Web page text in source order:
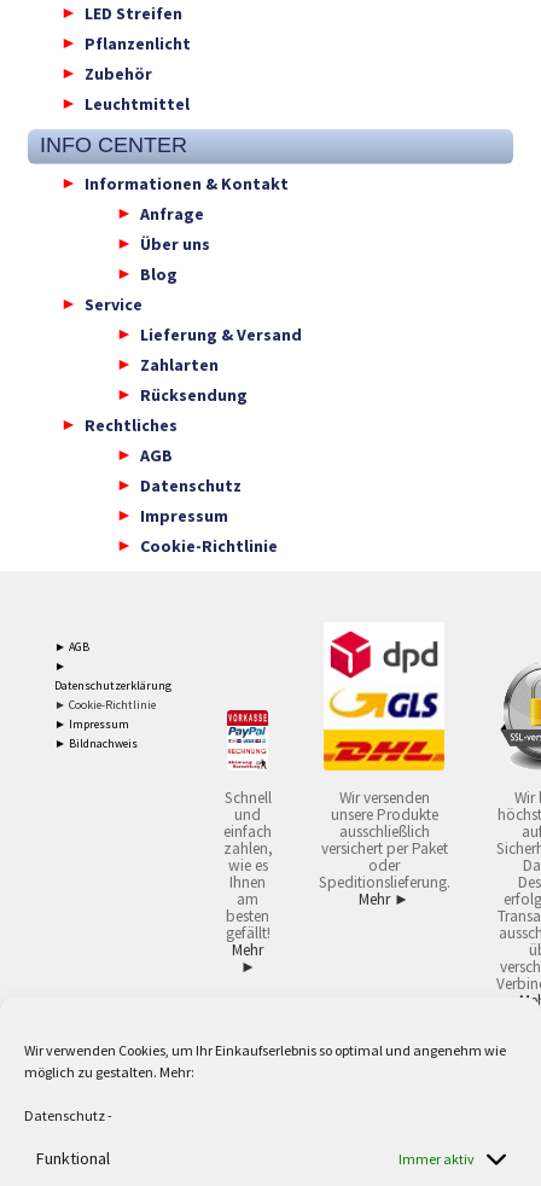
Wir verwenden Cookies, um Ihr Einkaufserlebnis so optimal und angenehm wie
möglich zu gestalten. Mehr:
Datenschutz-
Funktional Immer aktiv
LED Streifen
Pflanzenlicht
Zubehör
Leuchtmittel
INFO CENTER
Informationen & Kontakt
Anfrage
Über uns
Blog
Service
Lieferung & Versand
Zahlarten
Rücksendung
Rechtliches
AGB
Datenschutz
Impressum
Cookie-Richtlinie
► AGB
►
Datenschutzerklärung
► Cookie-Richtlinie
► Impressum
► Bildnachweis
Schnell
und
einfach
zahlen,
wie es
Ihnen
am
besten
gefällt!
Mehr
►
Wir versenden
unsere Produkte
ausschließlich
versichert per Paket
oder
Speditionslieferung.
Mehr ►
Wir
2 Lieferzeiten gelten mit Express-24.
Versandkostenfrei ab 59,90 € Nettowarenwert. Inseln ausgenommen. Unsere
Berufe zur Verwendung in der selbständigen, beruflichen oder gewerblichen